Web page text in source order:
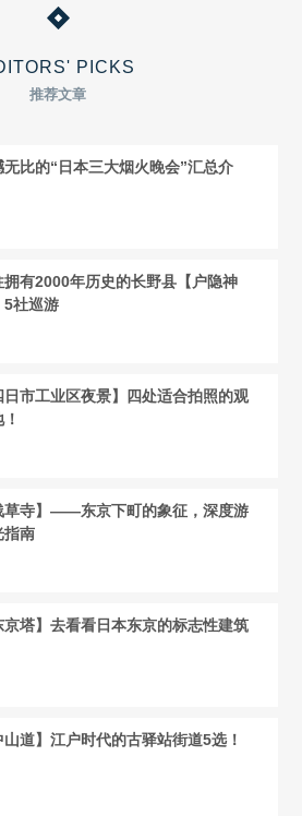
PICKS
推荐文章
无比的“日本三大烟火晚会”汇总介
拥有2000年历史的长野县【户隐神
5社巡游
日市工业区夜景】四处适合拍照的观
草寺】——东京下町的象征，深度游
指南
京塔】去看看日本东京的标志性建筑
山道】江户时代的古驿站街道5选！